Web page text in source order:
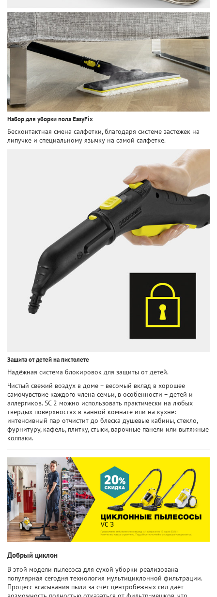
Набор для уборки пола EasyFix
Бесконтактная смена салфетки, благодаря системе застежек на
липучке и специальному язычку на самой салфетке.
Защита от детей на пистолете
Надёжная система блокировок для защиты от детей.
Чистый свежий воздух в доме – весомый вклад в хорошее
самочувствие каждого члена семьи, в особенности – детей и
аллергиков. SC 2 можно использовать практически на любых
твёрдых поверхностях в ванной комнате или на кухне:
интенсивный пар отчистит до блеска душевые кабины, стекло,
фурнитуру, кафель, плитку, стыки, варочные панели или вытяжные
колпаки.
Добрый циклон
В этой модели пылесоса для сухой уборки реализована
популярная сегодня технология мультициклонной фильтрации.
Процесс всасывания пыли за счёт центробежных сил даёт